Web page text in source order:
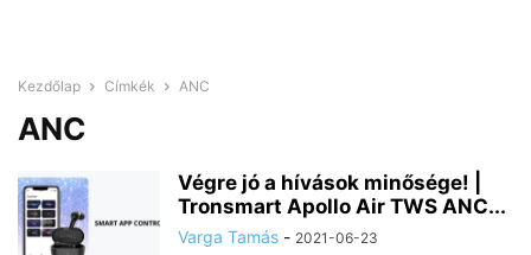
Kezdőlap Címkék ANC
ANC
Végre jó a hívások minősége! |
Tronsmart Apollo Air TWS ANC...
Varga Tamás - 2021-06-23